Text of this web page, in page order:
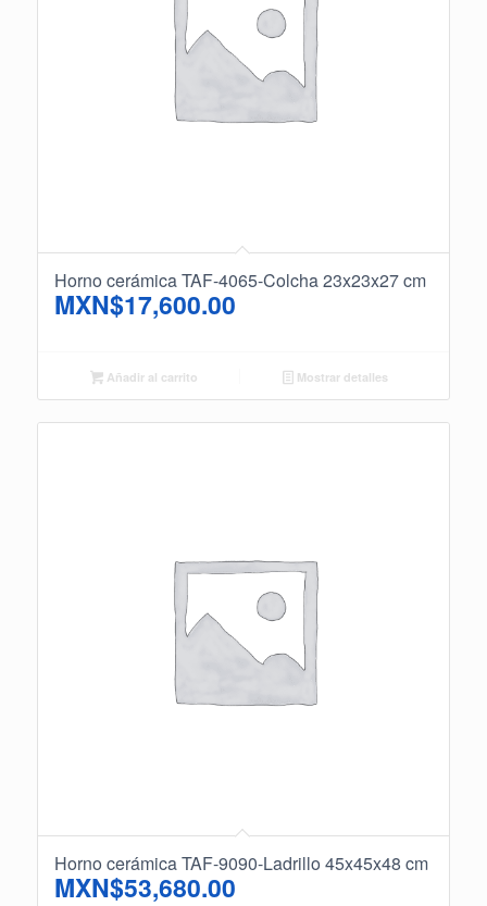
Horno cerámica TAF-4065-Colcha 23x23x27 cm
MXN$17,600.00
Añadir al carrito Mostrar detalles
Horno cerámica TAF-9090-Ladrillo 45x45x48 cm
MXN$53,680.00